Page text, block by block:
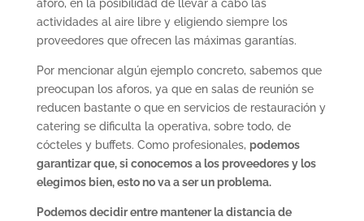
aforo, en la posibilidad de llevar a cabo las
actividades al aire libre y eligiendo siempre los
proveedores que ofrecen las máximas garantías.
Por mencionar algún ejemplo concreto, sabemos que
preocupan los aforos, ya que en salas de reunión se
reducen bastante o que en servicios de restauración y
catering se dificulta la operativa, sobre todo, de
cócteles y buffets. Como profesionales, podemos
garantizar que, si conocemos a los proveedores y los
elegimos bien, esto no va a ser un problema.
Podemos decidir entre mantener la distancia de